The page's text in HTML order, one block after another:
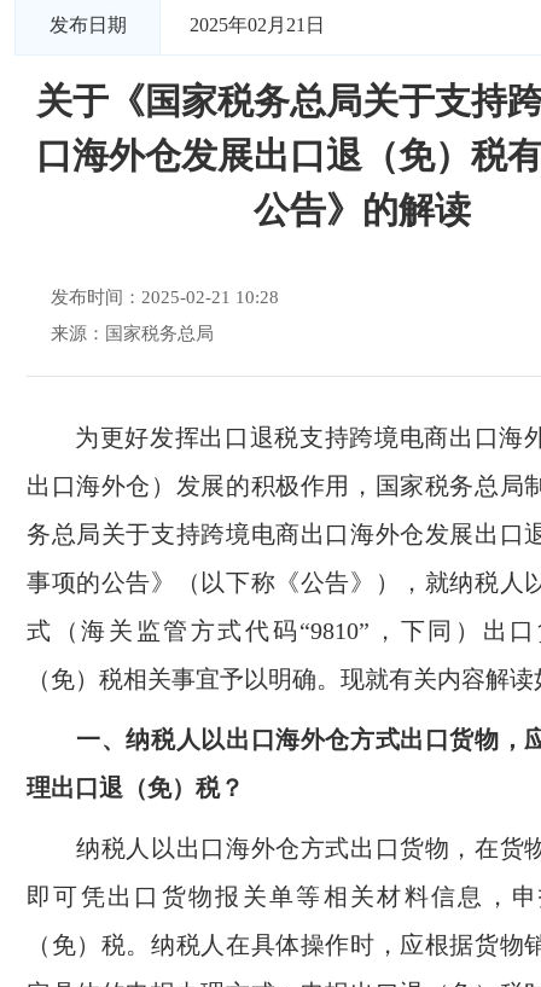
发布日期 2025年02月21日
关于《国家税务总局关于支持
口海外仓发展出口退（免）税
公告》的解读
发布时间：2025-02-21 10:28
来源：国家税务总局
为更好发挥出口退税支持跨境电商出口海
出口海外仓）发展的积极作用，国家税务总局
务总局关于支持跨境电商出口海外仓发展出口
事项的公告》（以下称《公告》），就纳税人
式（海关监管方式代码“9810”，下同）出
（免）税相关事宜予以明确。现就有关内容解
一、纳税人以出口海外仓方式出口货物，
理出口退（免）税？
纳税人以出口海外仓方式出口货物，在货
即可凭出口货物报关单等相关材料信息，
（免）税。纳税人在具体操作时，应根据货物